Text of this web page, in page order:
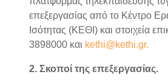
επεξεργασίας από το Κέντρο
Ισότητας (ΚΕΘΙ) και στοιχεία
3898000 και kethi@kethi.gr.
2. Σκοποί της επεξεργασίας.